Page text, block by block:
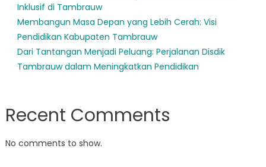
Inklusif di Tambrauw
Membangun Masa Depan yang Lebih Cerah: Visi
Pendidikan Kabupaten Tambrauw
Dari Tantangan Menjadi Peluang: Perjalanan Disdik
Tambrauw dalam Meningkatkan Pendidikan
Recent Comments
No comments to show.